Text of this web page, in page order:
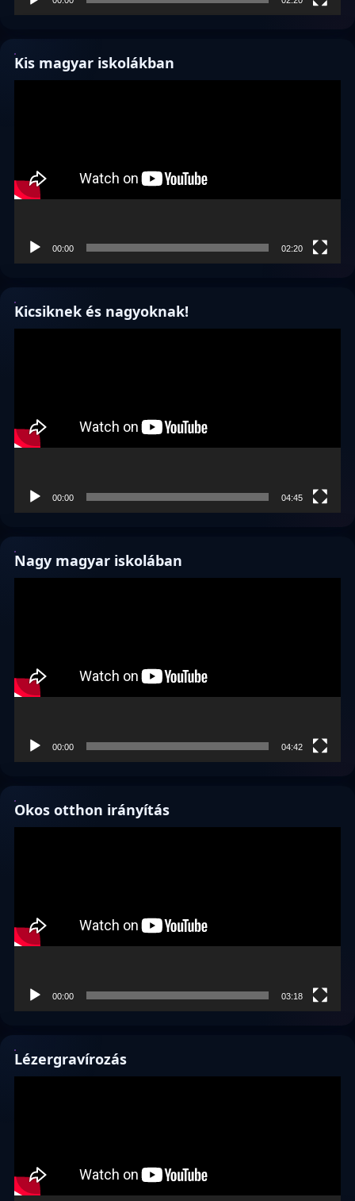
Kis magyar iskolákban
00:00 02:20
Kicsiknek és nagyoknak!
00:00 04:45
Nagy magyar iskolában
00:00 04:42
Okos otthon irányítás
00:00 03:18
Lézergravírozás